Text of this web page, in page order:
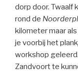
dorp door. Twaalf
rond de
kilometer maar
je voorbij het
workshop
Zandvoort te